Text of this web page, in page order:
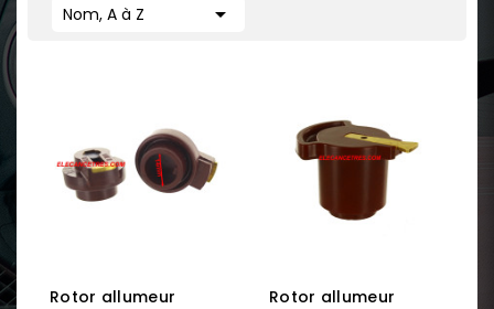
Nom, A à Z 
Rotor allumeur
Rotor allumeur